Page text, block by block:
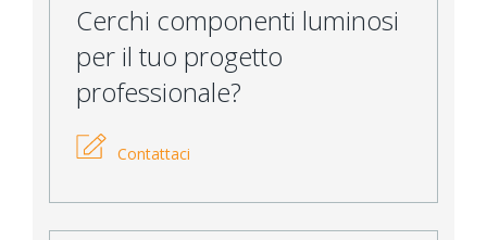
Cerchi componenti luminosi
per il tuo progetto
professionale?
Contattaci